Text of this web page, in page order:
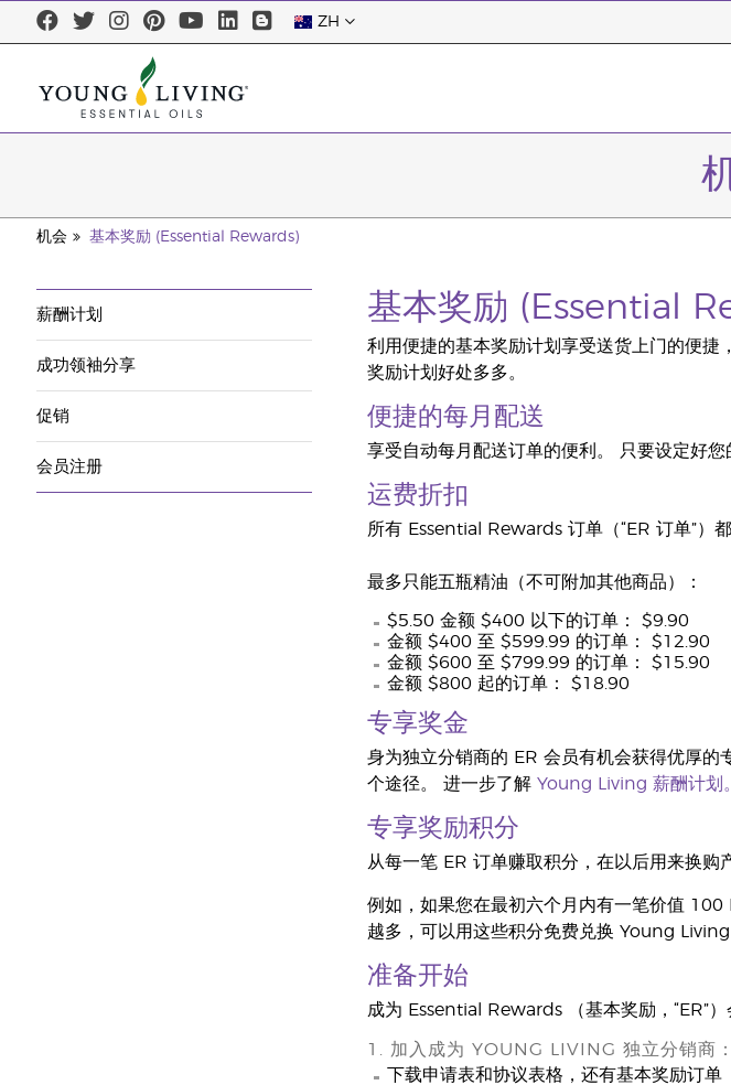
ZH
机会 基本奖励 (Essential Rewards)
薪酬计划
成功领袖分享
促销
会员注册
基本奖励 (Essential
利用便捷的基本奖励计划享受送货上门的便
奖励计划好处多多。
便捷的每月配送
享受自动每月配送订单的便利。 只要设定好
运费折扣
所有 Essential Rewards 订单（“ER 订单”）
最多只能五瓶精油（不可附加其他商品）：
$5.50 金额 $400 以下的订单： $9.90
金额 $400 至 $599.99 的订单： $12.90
金额 $600 至 $799.99 的订单： $15.90
金额 $800 起的订单： $18.90
专享奖金
身为独立分销商的 ER 会员有机会获得优厚
个途径。 进一步了解 Young Living 薪酬计划。
专享奖励积分
从每一笔 ER 订单赚取积分，在以后用来换购
例如，如果您在最初六个月内有一笔价值
越多，可以用这些积分免费兑换 Young Living
准备开始
成为 Essential Rewards （基本奖励，“ER”）
1. 加入成为 YOUNG LIVING 独立分销商：
下载申请表和协议表格，还有基本奖励订单